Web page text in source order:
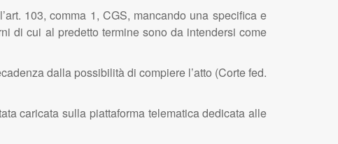
103, comma 1, CGS, mancando una specifica e
di cui al predetto termine sono da intendersi come
dalla possibilità di compiere l’atto (Corte fed.
caricata sulla piattaforma telematica dedicata alle